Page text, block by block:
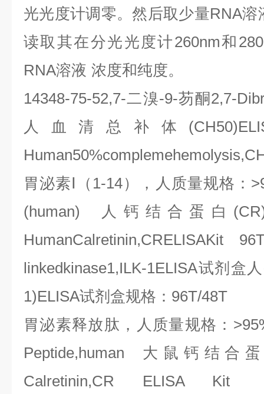
光光度计调零。然后取少量RNA溶
读取其在分光光度计260nm和
RNA溶液 浓度和纯度。
14348-75-52,7-二溴-9-芴酮2,7-
人血清总补体
胃泌素Ⅰ（ 1-14），人质量规格：
(human)
人钙结合蛋白
HumanCalretinin,CRELISAKit
linkedkinase1,ILK-1ELISA试剂盒
1)ELISA试剂盒规格： 96T/48T
胃泌素释放肽，人质量规格：
Peptide,human 大鼠钙结合
Calretinin,CR ELISA Kit